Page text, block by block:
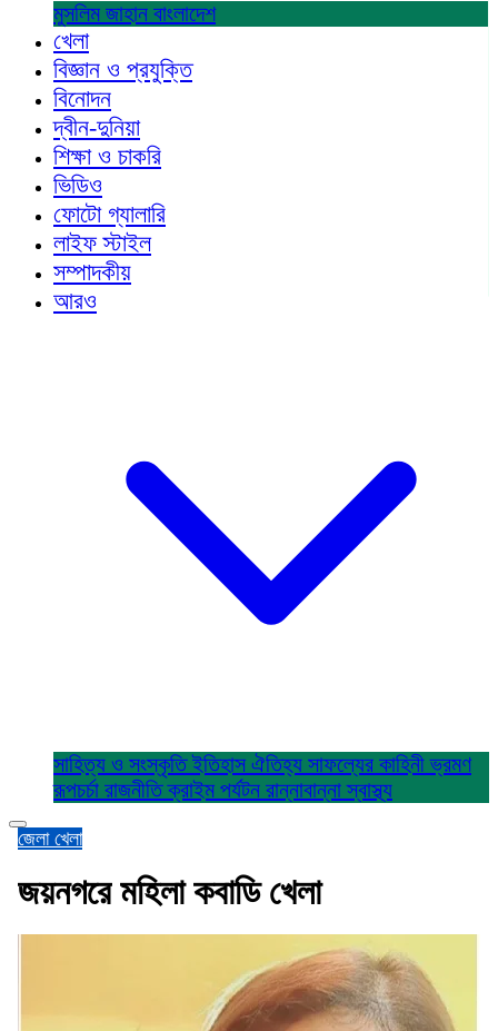
মুসলিম জাহান বাংলাদেশ
খেলা
বিজ্ঞান ও প্রযুক্তি
বিনোদন
দ্বীন-দুনিয়া
শিক্ষা ও চাকরি
ভিডিও
ফোটো গ্যালারি
লাইফ স্টাইল
সম্পাদকীয়
আরও
সাহিত্য ও সংস্কৃতিইতিহাস ঐতিহ্য সাফল্যের কাহিনীভ্রমণ
রূপচর্চা রাজনীতিক্রাইম পর্যটন রান্নাবান্নাস্বাস্থ্য
জেলা খেলা
জয়নগরে মহিলা কবাডি খেলা